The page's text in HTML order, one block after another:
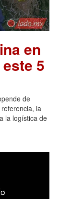
en
5
de
la
la logística de